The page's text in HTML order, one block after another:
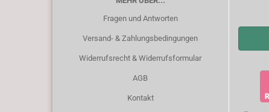
Fragen und Antworten
Versand- & Zahlungsbedingungen
Widerrufsrecht & Widerrufsformular
AGB
Kontakt